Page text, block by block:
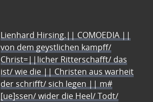
Lienhard Hirsing.|| COMOEDIA ||
von dem geystlichen kampff/
Christ=||licher Ritterschafft/ das
ist/ wie die || Christen aus warheit
der schrifft/ sich legen || m#
[ue]ssen/ wider die Heel/ Todt/